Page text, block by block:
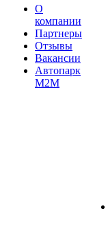
О
компании
Партнеры
Отзывы
Вакансии
Автопарк
М2М